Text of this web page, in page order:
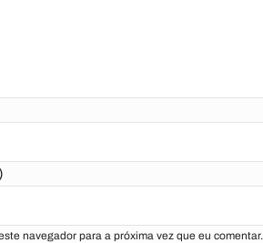
navegador para a próxima vez que eu comentar.